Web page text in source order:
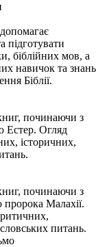
підготувати
біблійних мов, а
навичок та знань
Біблії.
починаючи з
Естер. Огляд
історичних,
починаючи з
Малахії.
питань.